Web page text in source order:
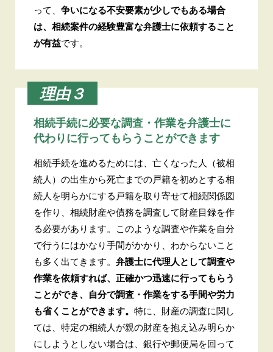
って、 争いになる不安要素が少しでもある場合
は、相続案件の経験豊富な弁護士に依頼すること
が有益です。
理由３
相続手続に必要な調査・作業を弁護士に
代わりに行ってもらうことができます
相続手続を進めるためには、亡くなった人（被相
続人）の出生から死亡までの戸籍を初めとする相
続人を明らかにする戸籍を取り寄せて相続関係図
を作り、相続財産や債務を調査して財産目録を作
る必要があります。このような調査や作業を自分
で行うにはかなり手間がかかり、わからないこと
も多く出てきます。弁護士に代理人として調査や
作業を依頼すれば、正確かつ迅速に行ってもらう
ことができ、自分で調査・作業をする手間や労力
も省くことができます。 特に、財産の調査に関し
ては、特定の相続人が親の財産を抱え込み明らか
にしようとしない場合は、銀行や郵便局を回って